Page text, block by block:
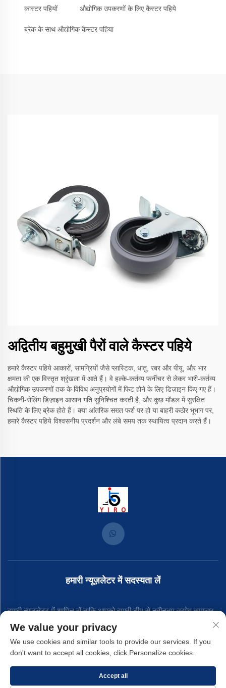
कास्टर पहियों औद्योगिक उपकरणों के लिए कैस्टर पहिये
ब्रेक के साथ औद्योगिक कैस्टर पहिया
अद्वितीय बहुमुखी पैरों वाले कैस्टर पहिये
हमारे कैस्टर पहिये आकारों, सामग्रियों जैसे प्लास्टिक, धातु, रबर और पीयू, और भार
क्षमता की एक विस्तृत श्रृंखला में आते हैं। वे हल्के-कर्तव्य फर्नीचर से लेकर भारी-कर्तव्य
औद्योगिक उपकरणों तक के विविध अनुप्रयोगों में फिट होने के लिए डिज़ाइन किए गए हैं।
चिकनी-रोलिंग डिज़ाइन आसान गति सुनिश्चित करती है, और कुछ मॉडल में सुरक्षित
स्थिति के लिए ब्रेक होते हैं। क्या आंतरिक सख्त फर्श पर हो या बाहरी कठोर भूभाग पर,
हमारे कैस्टर पहिये विश्वसनीय प्रदर्शन और लंबे समय तक स्थायित्व प्रदान करते हैं।
हमारी न्यूज़लेटर में सदस्यता लें
हमारी न्यूज़लेटर में शामिल हों ताकि आपको हमारी टीम से नवीनतम उद्योग समाचार,
अपडेट और अंतर्दृष्टि प्राप्त हो।
We value your privacy
We use cookies and similar tools to provide our services. If you
don't want to accept all cookies, click Personalize cookies.
Accept all